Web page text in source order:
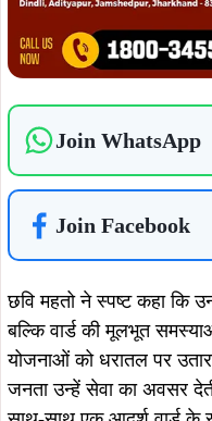
Join WhatsApp
Join Facebook
छवि महतो ने स्पष्ट कहा कि
बल्कि वार्ड की मूलभूत
योजनाओं को धरातल पर
जनता उन्हें सेवा का अवसर